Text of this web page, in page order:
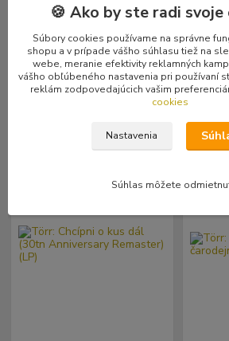
Törr: Törritorium (CD)
16,99 €
13,81 €bez DPH
1 ks
Pridať do košíka
Törr:
15,99
13,00 €
🍪 Ako by ste radi svoje
Súbory cookies používame na správne
shopu a v prípade vášho súhlasu tiež na
webe, meranie efektivity reklamných
vášho obľúbeného nastavenia pri používaní
reklám zodpovedajúcich vašim
cookies
Nastavenia
Súhlas môžete